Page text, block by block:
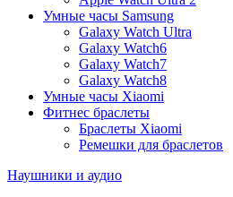
Умные часы Samsung
Galaxy Watch Ultra
Galaxy Watch6
Galaxy Watch7
Galaxy Watch8
Умные часы Xiaomi
Фитнес браслеты
Браслеты Xiaomi
Ремешки для браслетов
Наушники и аудио